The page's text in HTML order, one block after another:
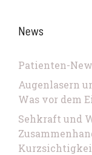
News
Patienten-
Augenlasern
Was vor dem
Sehkraft und